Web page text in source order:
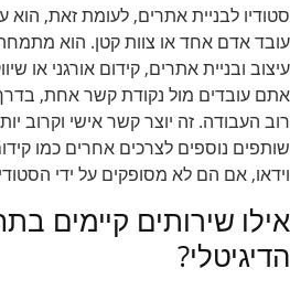
סטודיו לבניית אתרים, לעומת זאת, הוא
עובד אדם אחד או צוות קטן. הוא
עיצוב ובניית אתרים, קידום אורגני או
אתם עובדים מול נקודת קשר אחת,
רוב העבודה. זה יוצר קשר אישי וקרוב
שותפים נוספים לצרכים אחרים כמו
וידאו, אם הם לא מסופקים על ידי
אילו שירותים קיימים
הדיגיטלי?